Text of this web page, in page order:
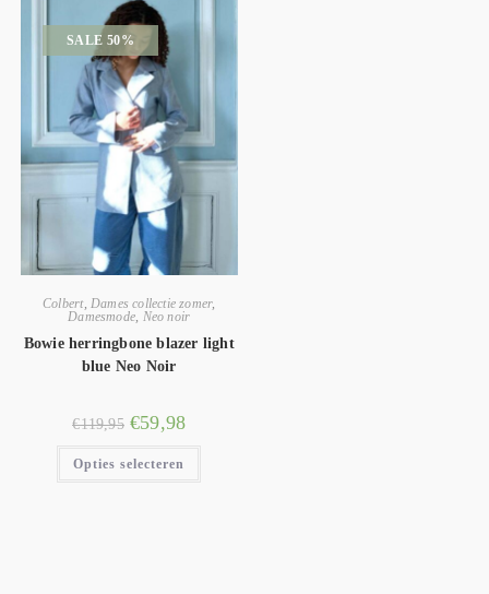
SALE 50%
Colbert, Dames collectie zomer,
Damesmode Neo noir
Bowie herringbone blazer light
blue Neo Noir
€119,95 €59,98
Opties selecteren